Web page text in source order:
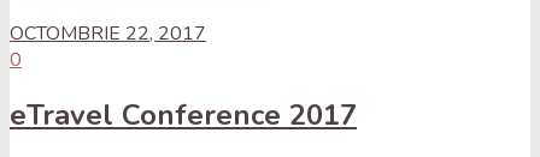
OCTOMBRIE 22, 2017
0
eTravel Conference 2017